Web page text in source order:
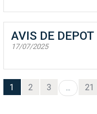
AVIS DE
17/07/2025
1 2 3 ... 21